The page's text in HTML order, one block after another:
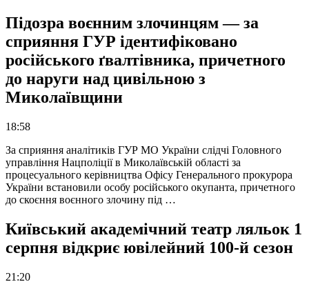
Підозра воєнним злочинцям — за
сприяння ГУР ідентифіковано
російського ґвалтівника, причетного
до наруги над цивільною з
Миколаївщини
18:58
За сприяння аналітиків ГУР МО України слідчі Головного
управління Нацполіції в Миколаївській області за
процесуального керівництва Офісу Генерального прокурора
України встановили особу російського окупанта, причетного
до скоєння воєнного злочину під …
Київський академічний театр ляльок 1
серпня відкриє ювілейний 100-й сезон
21:20